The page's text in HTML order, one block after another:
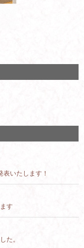
いたします！
す
た。